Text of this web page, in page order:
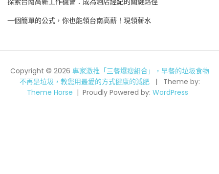
一個簡單的公式，你也能領台南高薪！現領薪水
Copyright © 2026 專家激推「三餐爆瘦組合」，早餐的垃圾食物
不再是垃圾，教您用最愛的方式健康的減肥
Theme by:
Theme Horse
Proudly Powered by: WordPress